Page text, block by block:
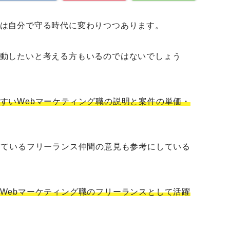
自分で守る時代に変わりつつあります。
したいと考える方もいるのではないでしょう
いWebマーケティング職の説明と案件の単価・
いるフリーランス仲間の意見も参考にしている
マーケティング職のフリーランスとして活躍